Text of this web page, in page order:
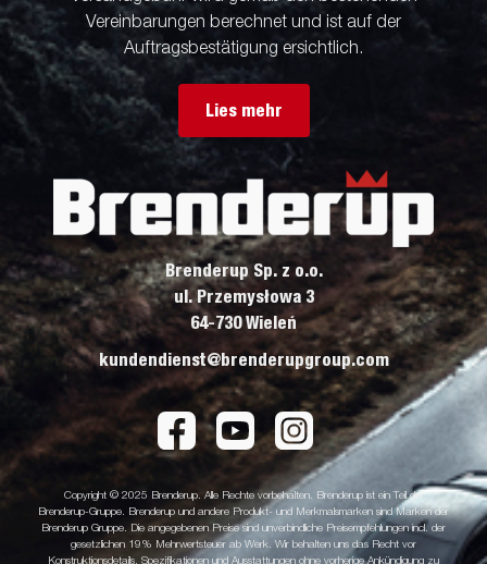
Vereinbarungen berechnet und ist auf der
Auftragsbestätigung ersichtlich.
Lies mehr
Brenderup Sp. z o.o.
ul. Przemysłowa 3
64-730 Wieleń
kundendienst@brenderupgroup.com
Copyright © 2025 Brenderup. Alle Rechte vorbehalten. Brenderup ist ein Teil der
Brenderup-Gruppe. Brenderup und andere Produkt- und Merkmalsmarken sind Marken der
Brenderup Gruppe. Die angegebenen Preise sind unverbindliche Preisempfehlungen incl. der
gesetzlichen 19% Mehrwertsteuer ab Werk. Wir behalten uns das Recht vor
Konstruktionsdetails, Spezifikationen und Ausstattungen ohne vorherige Ankündigung zu